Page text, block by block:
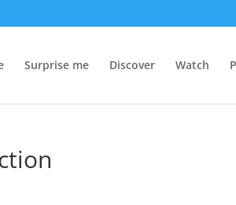
Surprise me Discover Watch